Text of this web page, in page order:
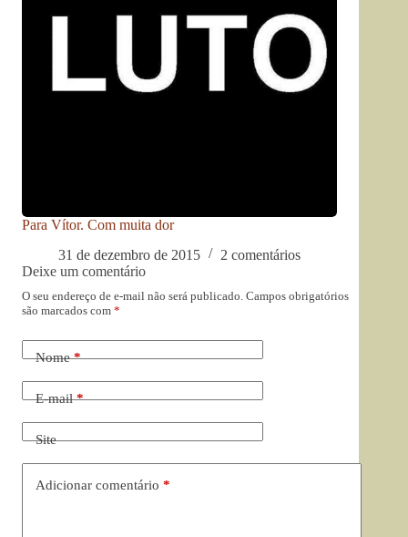
Para Vítor. Com muita dor
31 de dezembro de 2015
2 comentários
Deixe um comentário
O seu endereço de e-mail não será publicado. Campos obrigatórios
são marcados com *
Nome*
E-mail*
Site
Adicionar comentário *